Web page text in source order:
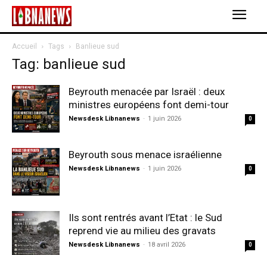
Accueil Tags Banlieue sud
Tag: banlieue sud
Beyrouth menacée par Israël : deux
ministres européens font demi-tour
Newsdesk Libnanews - 1 juin 2026 0
Beyrouth sous menace israélienne
Newsdesk Libnanews - 1 juin 2026 0
Ils sont rentrés avant l’Etat : le Sud
reprend vie au milieu des gravats
Newsdesk Libnanews - 18 avril 2026 0